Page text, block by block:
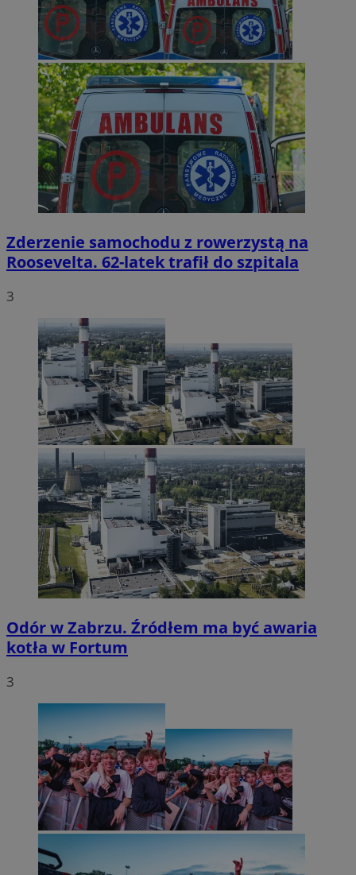
Zderzenie samochodu z rowerzystą na
Roosevelta. 62-latek trafił do szpitala
3
Odór w Zabrzu. Źródłem ma być awaria
kotła w Fortum
3